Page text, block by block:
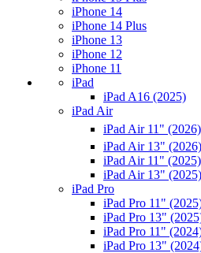
iPhone 14
iPhone 14 Plus
iPhone 13
iPhone 12
iPhone 11
iPad
iPad A16 (2025)
iPad Air
iPad Air 11" (2026)
iPad Air 13" (2026)
iPad Air 11" (2025)
iPad Air 13" (2025)
iPad Pro
iPad Pro 11"
iPad Pro 13"
iPad Pro 11"
iPad Pro 13"